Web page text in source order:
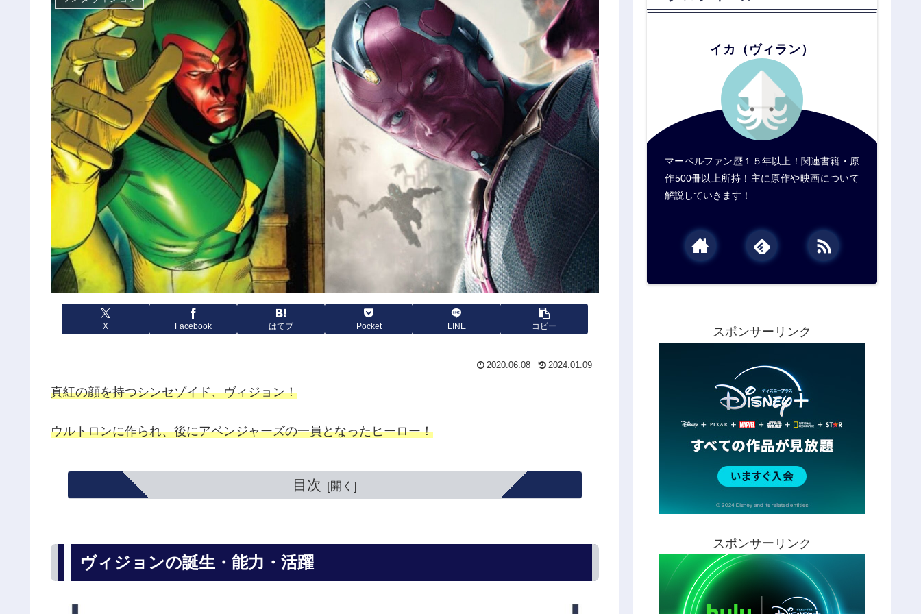
X Facebook はてブ Pocket LINE コピー
2020.06.08 2024.01.09
真紅の顔を持つシンセゾイド、ヴィジョン！
ウルトロンに作られ、後にアベンジャーズの一員となったヒーロー！
目次
ヴィジョンの誕生・能力・活躍
イカ（ヴィラン）
マーベルファン歴１５年以上！関連書籍・原
作500冊以上所持！主に原作や映画について
解説していきます！
スポンサーリンク
スポンサーリンク